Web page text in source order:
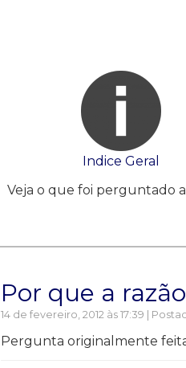
Indice Geral
Veja o que foi perguntado
Por que a
14 de fevereiro, 2012 às 17:39 |
Pergunta originalmente